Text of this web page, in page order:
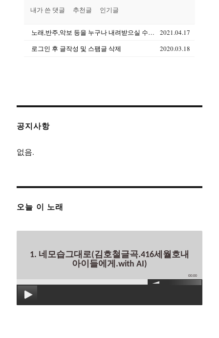
내가 쓴 댓글 추천글 인기글
노래,반주,악보 등을 누구나 내려받으실 수 있습니다(상업용도 제외)
2021.04.17
로그인 후 글작성 및 스팸글 삭제
2020.03.18
공지사항
없음.
오늘 이 노래
1. 네모습그대로(김호철글곡.416세월호내
아이들에게.with AI)
00:00